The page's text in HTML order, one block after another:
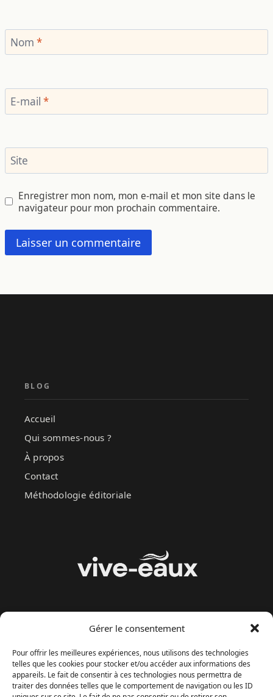
Gérer le consentement
Pour offrir les meilleures expériences, nous utilisons des technologies
telles que les cookies pour stocker et/ou accéder aux informations des
appareils. Le fait de consentir à ces technologies nous permettra de
traiter des données telles que le comportement de navigation ou les ID
Nom *
E-mail *
Site
Enregistrer mon nom, mon e-mail et mon site dans le
navigateur pour mon prochain commentaire.
BLOG
Accueil
Qui sommes-nous ?
À propos
Contact
Méthodologie éditoriale
Politique de confidentialité
Mentions legales